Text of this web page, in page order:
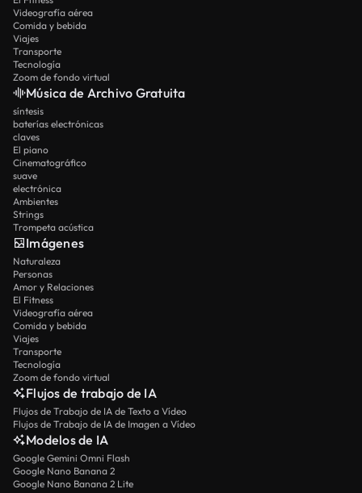
Videografía aérea
Comida y bebida
Viajes
Transporte
Tecnología
Zoom de fondo virtual
Música de Archivo Gratuita
síntesis
baterías electrónicas
claves
El piano
Cinematográfico
suave
electrónica
Ambientes
Strings
Trompeta acústica
Imágenes
Naturaleza
Personas
Amor y Relaciones
El Fitness
Videografía aérea
Comida y bebida
Viajes
Transporte
Tecnología
Zoom de fondo virtual
Flujos de trabajo de IA
Flujos de Trabajo de IA de Texto a Vídeo
Flujos de Trabajo de IA de Imagen a Vídeo
Modelos de IA
Google Gemini Omni Flash
Google Nano Banana 2
Google Nano Banana 2 Lite